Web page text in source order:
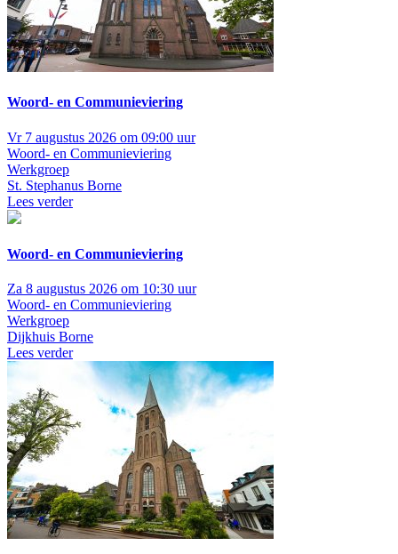
Woord- en Communieviering
Vr 7 augustus 2026 om 09:00 uur
Woord- en Communieviering
Werkgroep
St. Stephanus Borne
Lees verder
Woord- en Communieviering
Za 8 augustus 2026 om 10:30 uur
Woord- en Communieviering
Werkgroep
Dijkhuis Borne
Lees verder